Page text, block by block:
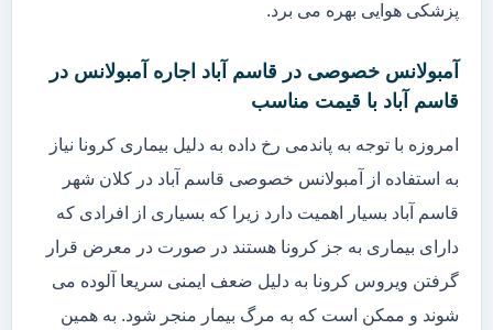
پزشکی هوایی بهره می برد.
آمبولانس خصوصی در قاسم آباد اجاره آمبولانس در
قاسم آباد با قیمت مناسب
امروزه با توجه به پاندمی رخ داده به دلیل بیماری کرونا نیاز
به استفاده از آمبولانس خصوصی قاسم آباد در کلان شهر
قاسم آباد بسیار اهمیت دارد زیرا که بسیاری از افرادی که
دارای بیماری به جز کرونا هستند در صورت در معرض قرار
گرفتن ویروس کرونا به دلیل ضعف ایمنی سریعا آلوده می
شوند و ممکن است که به مرگ بیمار منجر شود. به همین